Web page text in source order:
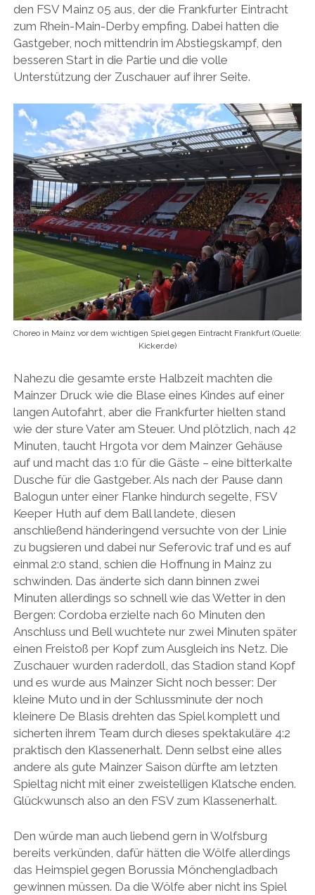
den FSV Mainz 05 aus, der die Frankfurter Eintracht
zum Rhein-Main-Derby empfing. Dabei hatten die
Gastgeber, noch mittendrin im Abstiegskampf, den
besseren Start in die Partie und die volle
Unterstützung der Zuschauer auf ihrer Seite.
Choreo in Mainz vor dem wichtigen Spiel gegen Eintracht Frankfurt (Quelle:
Kicker.de)
Nahezu die gesamte erste Halbzeit machten die
Mainzer Druck wie die Blase eines Kindes auf einer
langen Autofahrt, aber die Frankfurter hielten stand
wie der sture Vater am Steuer. Und plötzlich, nach 42
Minuten, taucht Hrgota vor dem Mainzer Gehäuse
auf und macht das 1:0 für die Gäste – eine bitterkalte
Dusche für die Gastgeber. Als nach der Pause dann
Balogun unter einer Flanke hindurch segelte, FSV
Keeper Huth auf dem Ball landete, diesen
anschließend händeringend versuchte von der Linie
zu bugsieren und dabei nur Seferovic traf und es auf
einmal 2:0 stand, schien die Hoffnung in Mainz zu
schwinden. Das änderte sich dann binnen zwei
Minuten allerdings so schnell wie das Wetter in den
Bergen: Cordoba erzielte nach 60 Minuten den
Anschluss und Bell wuchtete nur zwei Minuten später
einen Freistoß per Kopf zum Ausgleich ins Netz. Die
Zuschauer wurden raderdoll, das Stadion stand Kopf
und es wurde aus Mainzer Sicht noch besser: Der
kleine Muto und in der Schlussminute der noch
kleinere De Blasis drehten das Spiel komplett und
sicherten ihrem Team durch dieses spektakuläre 4:2
praktisch den Klassenerhalt. Denn selbst eine alles
andere als gute Mainzer Saison dürfte am letzten
Spieltag nicht mit einer zweistelligen Klatsche enden.
Glückwunsch also an den FSV zum Klassenerhalt.
Den würde man auch liebend gern in Wolfsburg
bereits verkünden, dafür hätten die Wölfe allerdings
das Heimspiel gegen Borussia Mönchengladbach
gewinnen müssen. Da die Wölfe aber nicht ins Spiel